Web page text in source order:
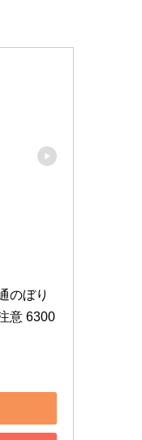
のぼり
意 6300